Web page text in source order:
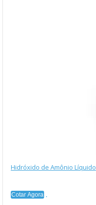
Hidróxido de Amônio Líquido
Cotar Agora